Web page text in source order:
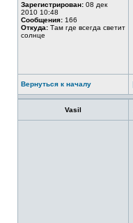
Зарегистрирован: 08 дек
2010 10:48
Сообщения: 166
Откуда: Там где всегда светит
солнце
Вернуться к началу
Vasil